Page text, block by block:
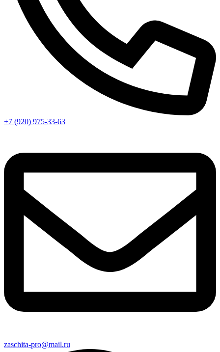
+7 (920) 975-33-63
zaschita-pro@mail.ru